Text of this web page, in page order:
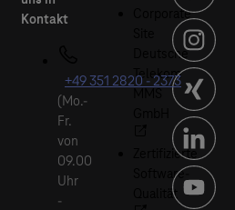
+49 351 2820 - 2373
(Mo.-
Fr.
von
09.00
Uhr
-
Corporate
Deutsche
Telekom
Zertifizierte
Software-
Qualität